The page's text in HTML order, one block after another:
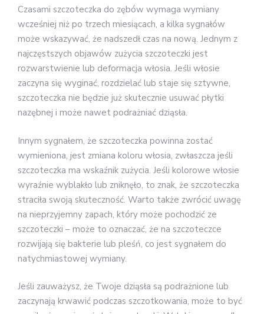
Czasami szczoteczka do zębów wymaga wymiany
wcześniej niż po trzech miesiącach, a kilka sygnałów
może wskazywać, że nadszedł czas na nową. Jednym z
najczęstszych objawów zużycia szczoteczki jest
rozwarstwienie lub deformacja włosia. Jeśli włosie
zaczyna się wyginać, rozdzielać lub staje się sztywne,
szczoteczka nie będzie już skutecznie usuwać płytki
nazębnej i może nawet podrażniać dziąsła.
Innym sygnałem, że szczoteczka powinna zostać
wymieniona, jest zmiana koloru włosia, zwłaszcza jeśli
szczoteczka ma wskaźnik zużycia. Jeśli kolorowe włosie
wyraźnie wyblakło lub zniknęło, to znak, że szczoteczka
straciła swoją skuteczność. Warto także zwrócić uwagę
na nieprzyjemny zapach, który może pochodzić ze
szczoteczki – może to oznaczać, że na szczoteczce
rozwijają się bakterie lub pleśń, co jest sygnałem do
natychmiastowej wymiany.
Jeśli zauważysz, że Twoje dziąsła są podrażnione lub
zaczynają krwawić podczas szczotkowania, może to być